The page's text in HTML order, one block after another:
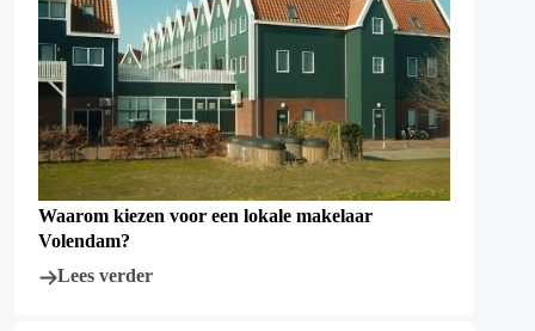
Waarom kiezen voor een lokale makelaar
Volendam?
Lees verder